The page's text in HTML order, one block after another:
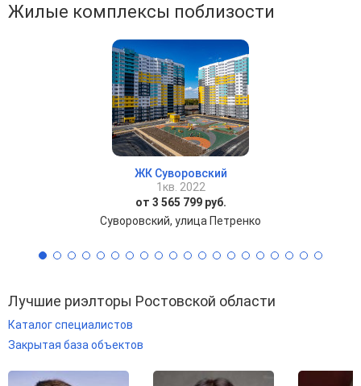
Жилые комплексы поблизости
ЖК Суворовский
1кв. 2022
от 3 565 799 руб.
Суворовский, улица Петренко
Лучшие риэлторы Ростовской области
Каталог специалистов
Закрытая база объектов